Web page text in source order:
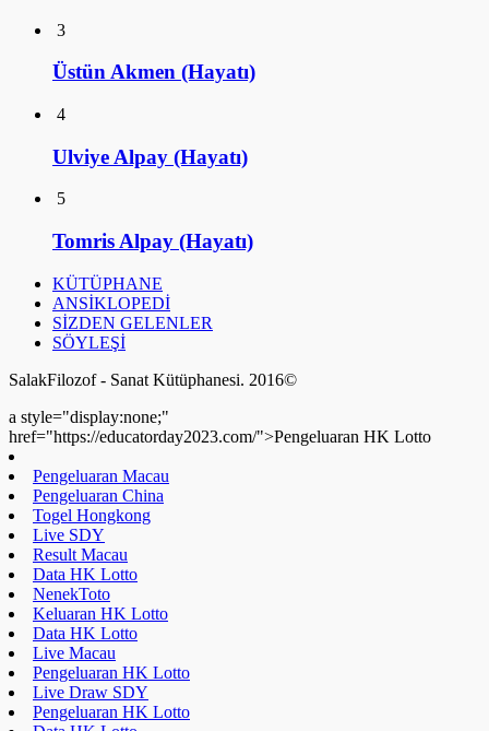
3
Üstün Akmen (Hayatı)
4
Ulviye Alpay (Hayatı)
5
Tomris Alpay (Hayatı)
KÜTÜPHANE
ANSİKLOPEDİ
SİZDEN GELENLER
SÖYLEŞİ
SalakFilozof - Sanat Kütüphanesi. 2016©
a style="display:none;"
href="https://educatorday2023.com/">Pengeluaran HK Lotto
Pengeluaran Macau
Pengeluaran China
Togel Hongkong
Live SDY
Result Macau
Data HK Lotto
NenekToto
Keluaran HK Lotto
Data HK Lotto
Live Macau
Pengeluaran HK Lotto
Live Draw SDY
Pengeluaran HK Lotto